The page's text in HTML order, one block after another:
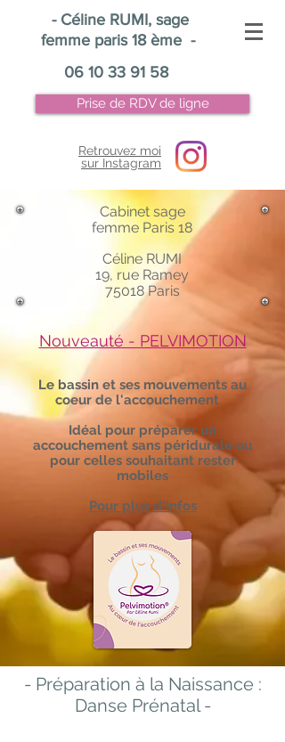
- Céline RUMI, sage
femme paris 18 ème -
06 10 33 91 58
Prise de RDV de ligne
Retrouvez moi
sur Instagram
Cabinet sage
femme Paris 18
Céline RUMI
19, rue Ramey
75018 Paris
Nouveauté - PELVIMOTION
Le bassin et ses mouvements au
coeur de l'accouchement
Idéal pour préparer un
accouchement sans péridurale ou
pour celles souhaitant rester
mobiles
Pour plus d'infos
- Préparation à la Naissance :
Danse Prénatal -